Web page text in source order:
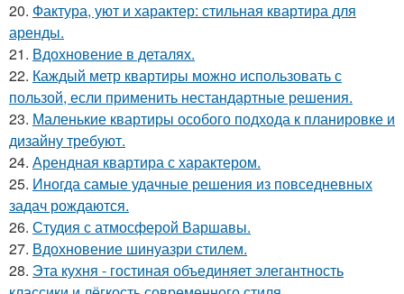
20. Фактура, уют и характер: стильная квартира для
аренды.
21. Вдохновение в деталях.
22. Каждый метр квартиры можно использовать с
пользой, если применить нестандартные решения.
23. Маленькие квартиры особого подхода к планировке и
дизайну требуют.
24. Арендная квартира с характером.
25. Иногда самые удачные решения из повседневных
задач рождаются.
26. Студия с атмосферой Варшавы.
27. Вдохновение шинуазри стилем.
28. Эта кухня - гостиная объединяет элегантность